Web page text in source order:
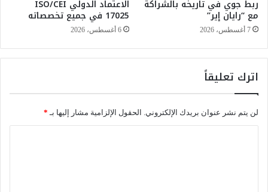
ا
ن
ج
ح
م
م
ربط جوي في تاريخه بالشراكة
مع “رايان إير”
7 أغسطس، 2026
الاعتماد الدولي ISO/CEI
17025 في جميع تخصصاته
6 أغسطس، 2026
اترك تعليقاً
لن يتم نشر عنوان بريدك الإلكتروني. الحقول الإلزامية مشار إليها بـ *